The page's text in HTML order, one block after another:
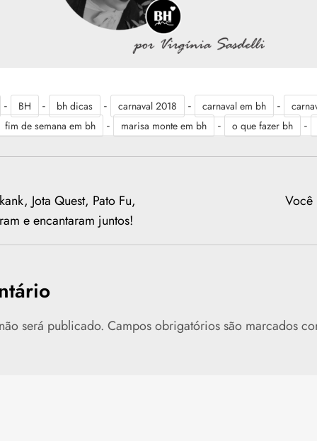
- BH - bh dicas - carnaval 2018 - carnaval em bh -
fim de semana em bh
- marisa monte em bh - o que fazer bh -
Jota Quest, Pato Fu,
e encantaram juntos!
Você
será publicado. Campos obrigatórios são marcados